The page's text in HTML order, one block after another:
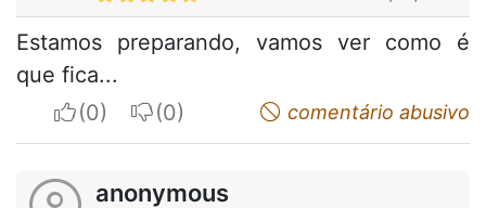
Estamos preparando, vamos ver como é
que fica...
I apreciateI do not appreciatecomentário abusivo
anonymous